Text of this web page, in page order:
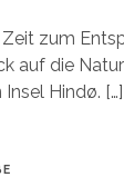
zum
auf die
Hindø. […]